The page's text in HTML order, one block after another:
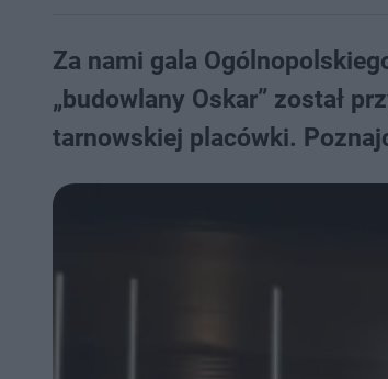
Za nami gala
„budowlany Oskar” został
tarnowskiej placówki.